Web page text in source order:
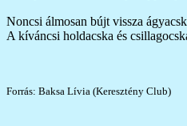
Noncsi álmosan bújt vissza
A kíváncsi holdacska és
Forrás: Baksa Lívia (Keresztény Club)